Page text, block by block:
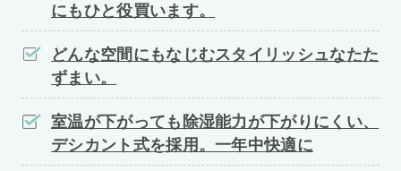
にもひと役買います。
どんな空間にもなじむスタイリッシュなたた
ずまい。
室温が下がっても除湿能力が下がりにくい、
デシカント式を採用。一年中快適に